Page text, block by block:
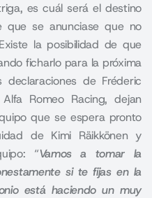
es cuál será el destino
que se anunciase que no
la posibilidad de que
ficharlo para la próxima
de Fréderic
Romeo Racing, dejan
que se espera pronto
de Kimi Räikkönen y
“Vamos a tomar la
si te fijas en la
está haciendo un muy